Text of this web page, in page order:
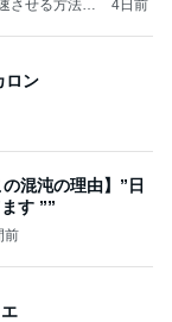
させる方法：
4日前
ロン
混沌の理由】”⽇
す ””
前